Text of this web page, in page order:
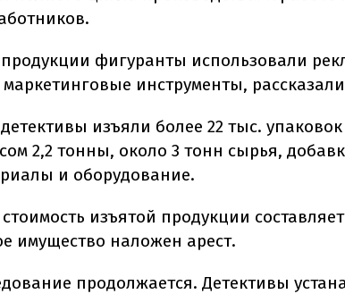
фигуранты использовали
инструменты,
изъяли более 22 тыс.
2,2 тонны, около 3 тонн сырья,
и оборудование.
изъятой продукции
имущество наложен арест.
продолжается. Детективы